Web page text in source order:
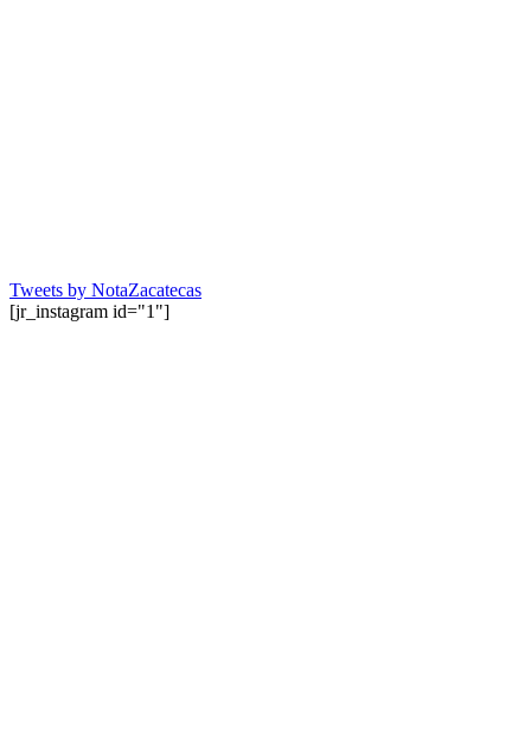
Tweets by NotaZacatecas
[jr_instagram id="1"]